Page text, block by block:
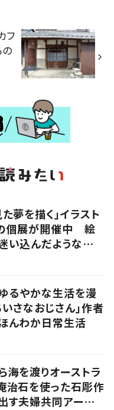
フ
夢を描く」イラスト
個展が開催中 絵
い込んだような想
るやかな生活を漫
さなおじさん」作者
んわか日常生活
海を渡りオーストラ
石を使った石彫作
す夫婦共同アーティ